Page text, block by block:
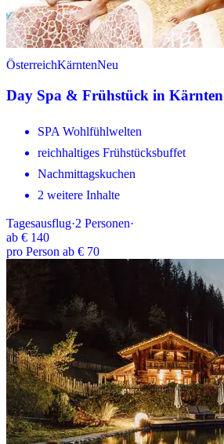
ÖsterreichKärntenNeu
Day Spa & Frühstück in Kärnten
SPA Wohlfühlwelten
reichhaltiges Frühstücksbuffet
Nachmittagskuchen
2 weitere Inhalte
Tagesausflug·2 Personen·
ab € 140
pro Person ab € 70